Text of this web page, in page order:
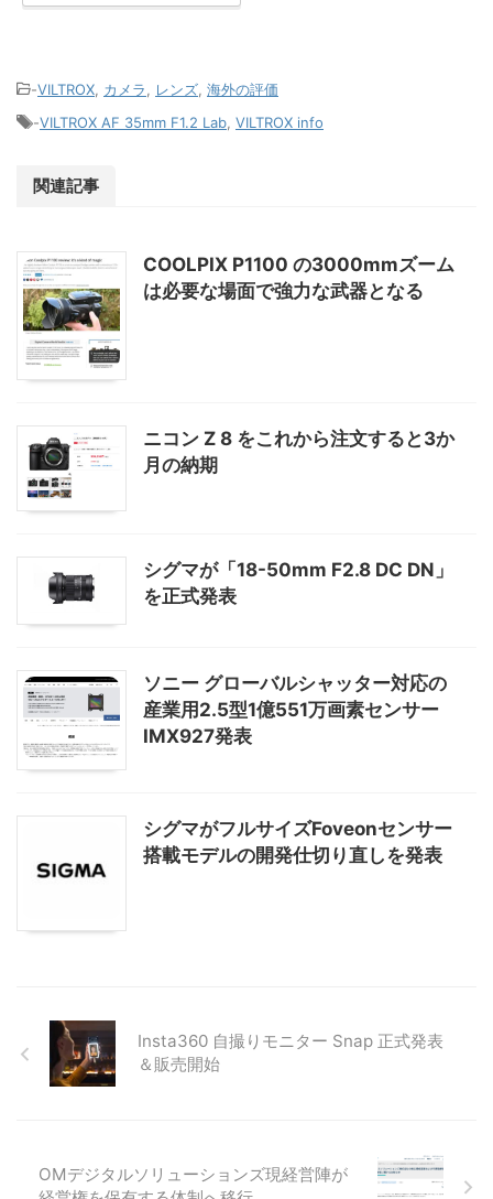
-VILTROX カメラ レンズ 海外の評価
-VILTROX AF 35mm F1.2 Lab VILTROX info
関連記事
COOLPIX P1100 の3000mmズーム
は必要な場面で強力な武器となる
ニコン Z 8 をこれから注文すると3か
月の納期
シグマが「18-50mm F2.8 DC DN」
を正式発表
ソニー グローバルシャッター対応の
産業用2.5型1億551万画素センサー
IMX927発表
シグマがフルサイズFoveonセンサー
搭載モデルの開発仕切り直しを発表
Insta360 自撮りモニター Snap 正式発表
＆販売開始
OMデジタルソリューションズ現経営陣が